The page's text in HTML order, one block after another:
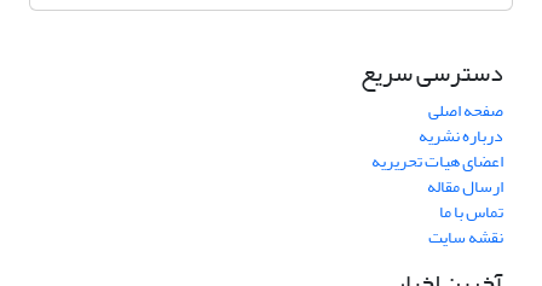
دسترسی سریع
صفحه اصلی
درباره نشریه
اعضای هیات تحریریه
ارسال مقاله
تماس با ما
نقشه سایت